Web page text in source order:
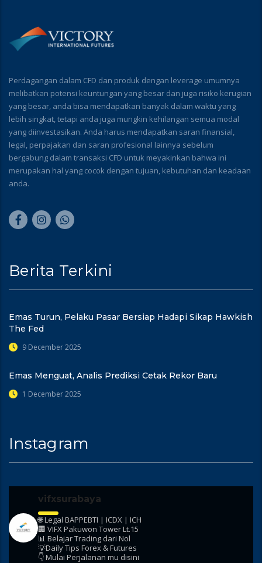
Perdagangan dalam CFD dan produk dengan leverage umumnya
melibatkan potensi keuntungan yang besar dan juga risiko kerugian
yang besar, anda bisa mendapatkan banyak dalam waktu yang
lebih singkat, tetapi anda juga mungkin kehilangan semua modal
yang diinvestasikan. Anda harus mendapatkan saran finansial,
legal, perpajakan dan saran profesional lainnya sebelum
bergabung dalam transaksi CFD untuk meyakinkan bahwa ini
merupakan hal yang cocok dengan tujuan, kebutuhan dan keadaan
anda.
Berita Terkini
Emas Turun, Pelaku Pasar Bersiap Hadapi Sikap Hawkish
The Fed
9 December 2025
Emas Menguat, Analis Prediksi Cetak Rekor Baru
1 December 2025
Instagram
vifxsurabaya
🌐 Legal BAPPEBTI | ICDX | ICH
🏢 VIFX Pakuwon Tower Lt.15
📊 Belajar Trading dari Nol
💡Daily Tips Forex & Futures
👇 Mulai Perjalanan mu disini